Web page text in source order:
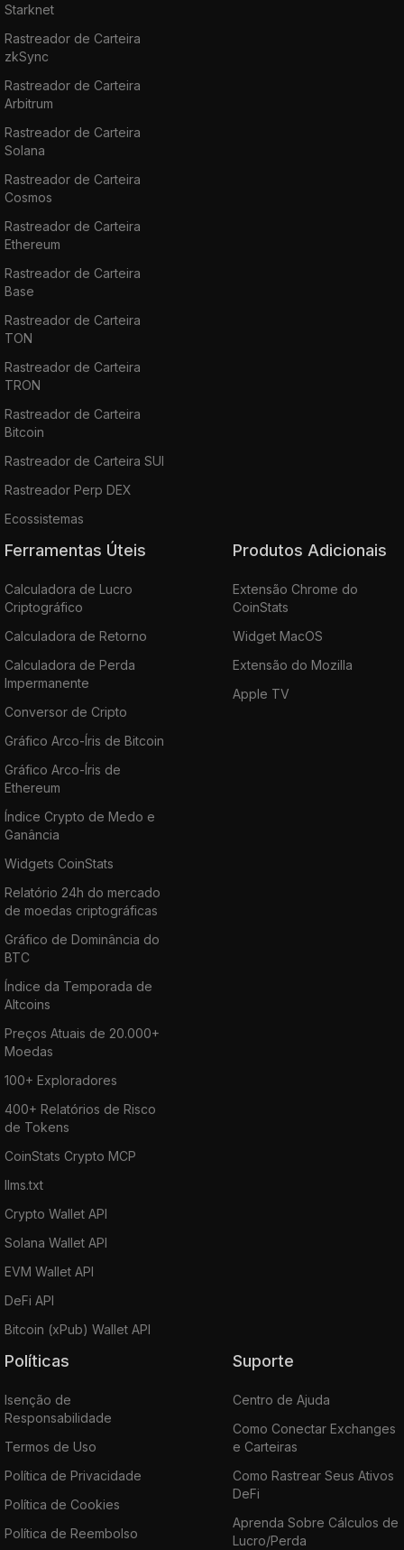
Starknet
Rastreador de Carteira
zkSync
Rastreador de Carteira
Arbitrum
Rastreador de Carteira
Solana
Rastreador de Carteira
Cosmos
Rastreador de Carteira
Ethereum
Rastreador de Carteira
Base
Rastreador de Carteira
TON
Rastreador de Carteira
TRON
Rastreador de Carteira
Bitcoin
Rastreador de Carteira SUI
Rastreador Perp DEX
Ecossistemas
Ferramentas Úteis
Calculadora de Lucro
Criptográfico
Calculadora de Retorno
Calculadora de Perda
Impermanente
Conversor de Cripto
Gráfico Arco-Íris de Bitcoin
Gráfico Arco-Íris de
Ethereum
Índice Crypto de Medo e
Ganância
Widgets CoinStats
Relatório 24h do mercado
de moedas criptográficas
Gráfico de Dominância do
BTC
Índice da Temporada de
Altcoins
Preços Atuais de 20.000+
Moedas
100+ Exploradores
400+ Relatórios de Risco
de Tokens
CoinStats Crypto MCP
llms.txt
Crypto Wallet API
Solana Wallet API
EVM Wallet API
DeFi API
Bitcoin (xPub) Wallet API
Produtos Adicionais
Extensão Chrome do
CoinStats
Widget MacOS
Extensão do Mozilla
Apple TV
Políticas
Isenção de
Responsabilidade
Termos de Uso
Política de Privacidade
Política de Cookies
Política de Reembolso
Suporte
Centro de Ajuda
Como Conectar Exchanges
e Carteiras
Como Rastrear Seus Ativos
DeFi
Aprenda Sobre Cálculos de
Lucro/Perda